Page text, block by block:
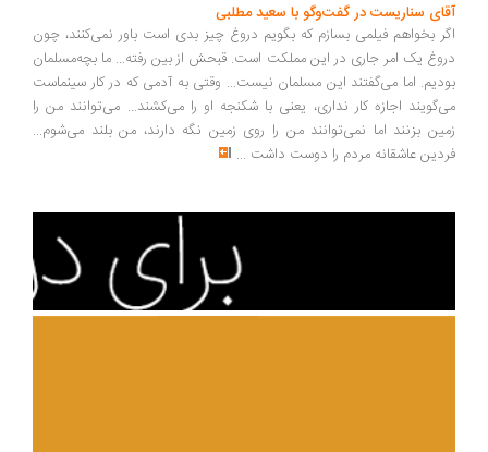
سناریست در گفت‌وگو با سعید مطلبی
بخواهم فیلمی بسازم که بگویم دروغ چیز بدی است باور نمی‌کنند، چون
یک امر جاری در این مملکت است. قبحش از بین رفته... ما بچه‌مسلمان
اما می‌گفتند این مسلمان نیست... وقتی به آدمی که در کار سینماست
اجازه کار نداری، یعنی با شکنجه او را می‌کشند... می‌توانند من را
بزنند اما نمی‌توانند من را روی زمین نگه دارند، من بلند می‌شوم...
عاشقانه مردم را دوست داشت ...